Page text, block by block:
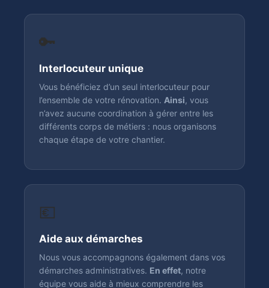
🔑
Interlocuteur unique
Vous bénéficiez d’un seul interlocuteur pour
l’ensemble de votre rénovation. Ainsi, vous
n’avez aucune coordination à gérer entre les
différents corps de métiers : nous organisons
chaque étape de votre chantier.
💶
Aide aux démarches
Nous vous accompagnons également dans vos
démarches administratives. En effet, notre
équipe vous aide à mieux comprendre les